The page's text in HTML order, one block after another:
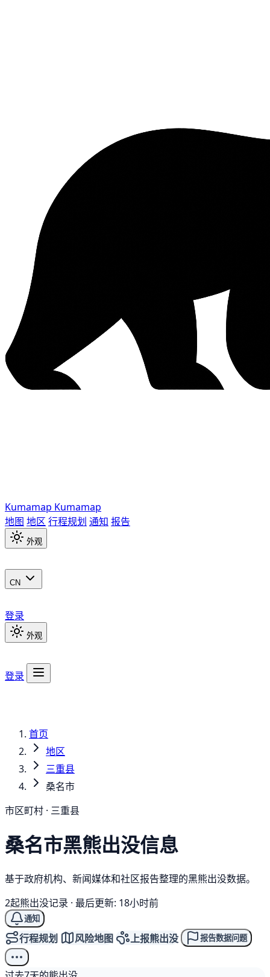
Kumamap Kumamap
地图 地区 行程规划 通知 报告
外观
CN
登录
外观
登录
首页
地区
三重县
桑名市
市区町村 · 三重县
桑名市黑熊出没信息
基于政府机构、新闻媒体和社区报告整理的黑熊出没数据。
2起熊出没记录 · 最后更新: 18小时前
通知
行程规划 风险地图 上报熊出没 报告数据问题